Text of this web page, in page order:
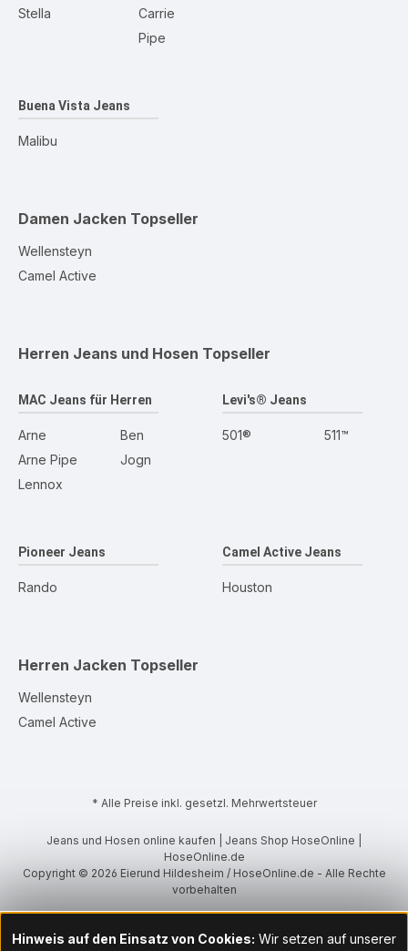
Stella
Carrie
Pipe
Buena Vista Jeans
Malibu
Damen Jacken Topseller
Wellensteyn
Camel Active
Herren Jeans und Hosen Topseller
MAC Jeans für Herren
Arne
Arne Pipe
Lennox
Ben
Jogn
Levi's® Jeans
501® 511™
Pioneer Jeans
Rando
Camel Active Jeans
Houston
Herren Jacken Topseller
Wellensteyn
Camel Active
* Alle Preise inkl. gesetzl. Mehrwertsteuer
Jeans und Hosen online kaufen | Jeans Shop HoseOnline |
HoseOnline.de
Copyright © 2026 Eierund Hildesheim / HoseOnline.de - Alle Rechte
vorbehalten
Hinweis auf den Einsatz von Cookies: Wir setzen auf unserer